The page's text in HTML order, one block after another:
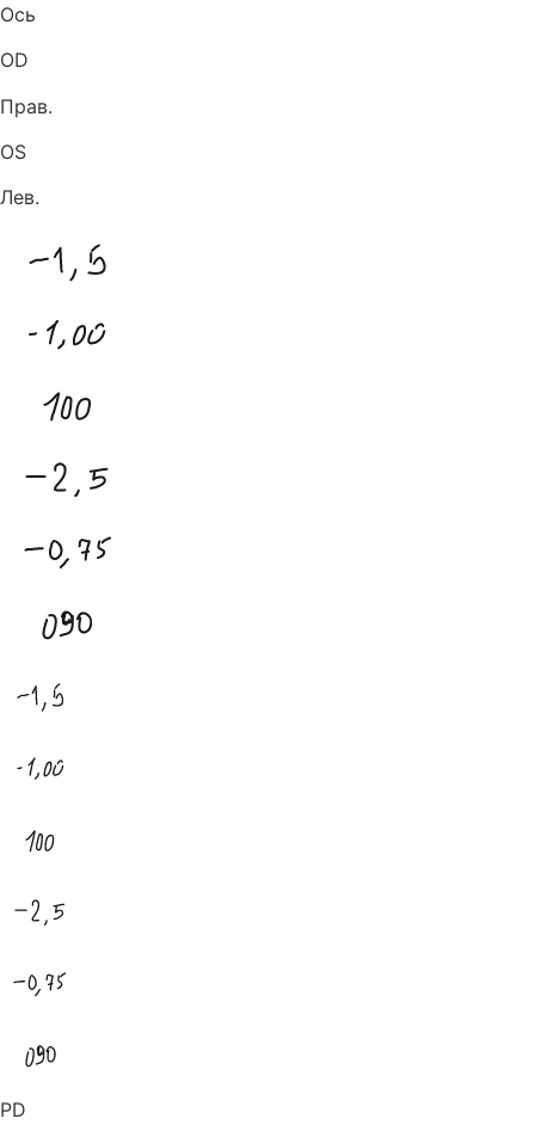
Ось
OD
Прав.
OS
Лев.
PD